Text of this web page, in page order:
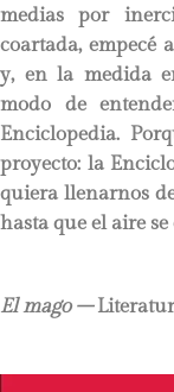
medias por
coartada, empecé
y, en la medida
modo de
Enciclopedia.
proyecto: la
quiera llenarnos
hasta que el aire
El mago –